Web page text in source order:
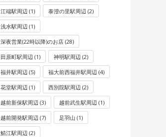
江端駅周辺 (1) 泰澄の里駅周辺 (2)
浅水駅周辺 (1)
深夜営業(22時以降)のお店 (28)
田原町駅周辺 (1) 神明駅周辺 (2)
福井駅周辺 (5) 福大前西福井駅周辺 (4)
花堂駅周辺 (1) 西別院駅周辺 (2)
越前新保駅周辺 (3) 越前武生駅周辺 (1)
越前開発駅周辺 (7) 足羽山 (1)
鯖江駅周辺 (2)